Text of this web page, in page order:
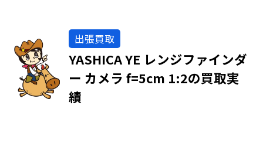
出張買取
YASHICA YE レンジファインダ
ー カメラ f=5cm 1:2の買取実
績